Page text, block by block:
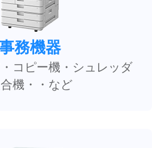
務機器
コピー機・シュレッダ
機・・など